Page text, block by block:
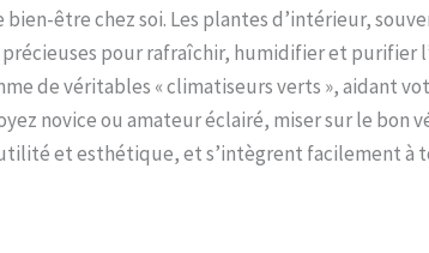
être chez soi. Les plantes d’intérieur,
pour rafraîchir, humidifier et purifier
de véritables « climatiseurs verts », aidant
novice ou amateur éclairé, miser sur le bon
et esthétique, et s’intègrent facilement à